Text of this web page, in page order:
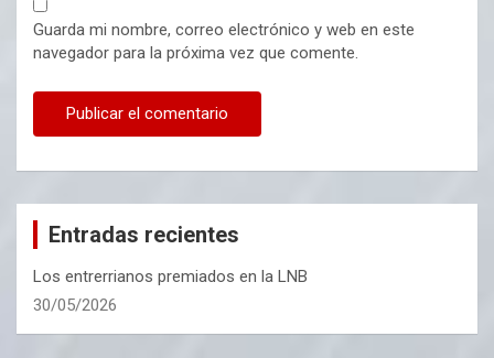
Guarda mi nombre, correo electrónico y web en este
navegador para la próxima vez que comente.
Entradas recientes
Los entrerrianos premiados en la LNB
30/05/2026